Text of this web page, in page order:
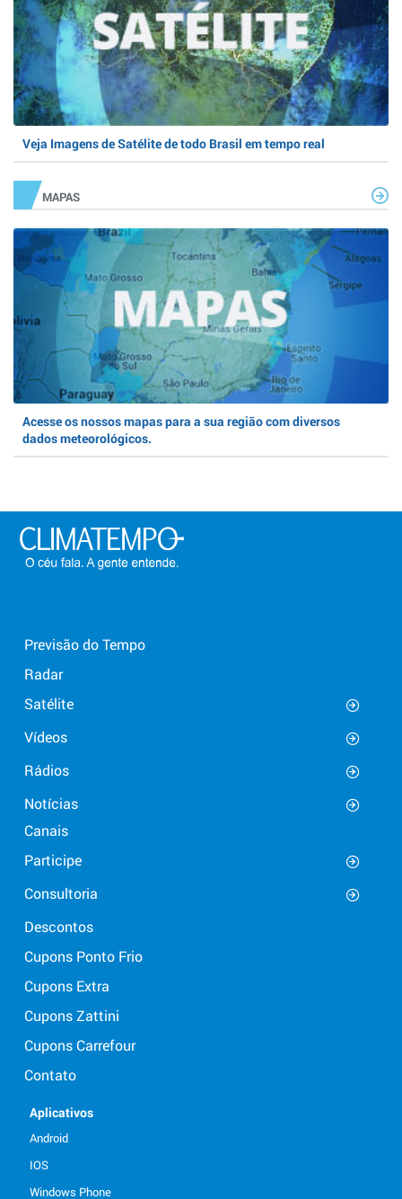
Veja Imagens de Satélite de todo Brasil em tempo real
MAPAS
Acesse os nossos mapas para a sua região com diversos
dados meteorológicos.
Previsão do Tempo
Radar
Satélite
Vídeos
Rádios
Notícias
Canais
Participe
Consultoria
Descontos
Cupons Ponto Frio
Cupons Extra
Cupons Zattini
Cupons Carrefour
Contato
Aplicativos
Android
IOS
Windows Phone